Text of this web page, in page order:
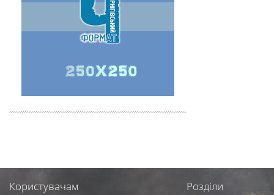
Користувачам Розділи